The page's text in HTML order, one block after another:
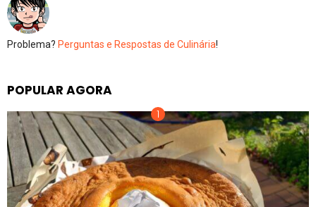
Problema? Perguntas e Respostas de Culinária!
POPULAR AGORA